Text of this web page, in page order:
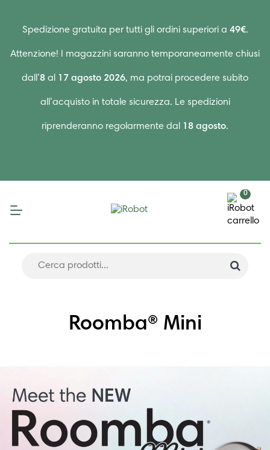
Spedizione gratuita per tutti gli ordini superiori a 49€.
Attenzione! I magazzini saranno temporaneamente chiusi
dall’8 al 17 agosto 2026, ma potrai procedere subito
all’acquisto in totale sicurezza. Le spedizioni
riprenderanno regolarmente dal 18 agosto.
0
Roomba® Mini